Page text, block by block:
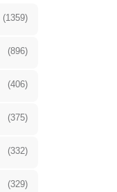
(1359)
(896)
(406)
(375)
(332)
(329)